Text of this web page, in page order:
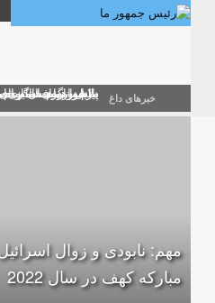
خبرهای داغ منشور گفتمان امام و انقلاب - 7 /بخش دوم : شرح پیام ۱۰ خرداد ۱۳۶۹ امام
بازخوانی افشاگری
دلایل اهمیت
بیانات امام
پیام نوروزی امام
مهم: نابودی و زوال
مبارکه کهف در سال 2022